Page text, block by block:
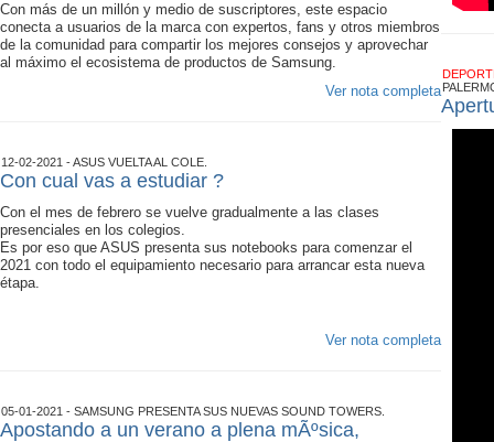
Con más de un millón y medio de suscriptores, este espacio
conecta a usuarios de la marca con expertos, fans y otros miembros
de la comunidad para compartir los mejores consejos y aprovechar
al máximo el ecosistema de productos de Samsung.
Ver nota completa
12-02-2021 - ASUS VUELTA AL COLE.
Con cual vas a estudiar ?
Con el mes de febrero se vuelve gradualmente a las clases
presenciales en los colegios.
Es por eso que ASUS presenta sus notebooks para comenzar el
2021 con todo el equipamiento necesario para arrancar esta nueva
étapa.
Ver nota completa
05-01-2021 - SAMSUNG PRESENTA SUS NUEVAS SOUND TOWERS.
Apostando a un verano a plena mÃºsica,